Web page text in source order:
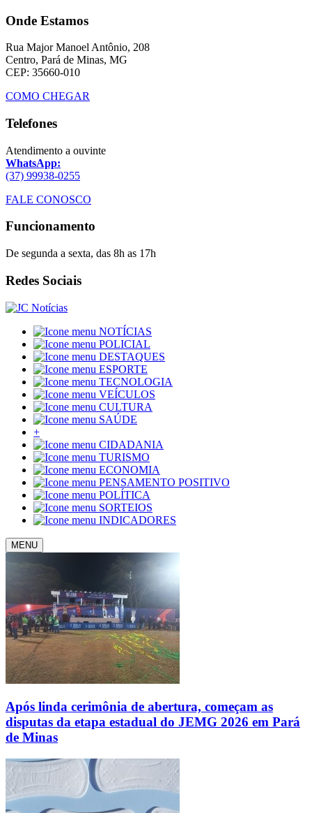
Onde Estamos
Rua Major Manoel Antônio, 208
Centro, Pará de Minas, MG
CEP: 35660-010
COMO CHEGAR
Telefones
Atendimento a ouvinte
WhatsApp:
(37) 99938-0255
FALE CONOSCO
Funcionamento
De segunda a sexta, das 8h as 17h
Redes Sociais
NOTÍCIAS
POLICIAL
DESTAQUES
ESPORTE
TECNOLOGIA
VEÍCULOS
CULTURA
SAÚDE
+
CIDADANIA
TURISMO
ECONOMIA
PENSAMENTO POSITIVO
POLÍTICA
SORTEIOS
INDICADORES
MENU
Após linda cerimônia de abertura, começam as
disputas da etapa estadual do JEMG 2026 em Pará
de Minas